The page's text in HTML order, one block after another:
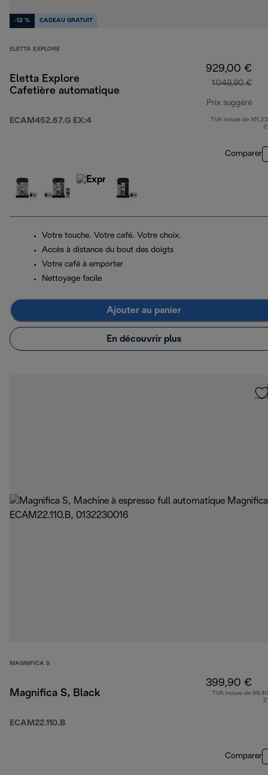
-12 % CADEAU GRATUIT
ELETTA EXPLORE
Eletta Explore
Cafetière automatique
ECAM452.67.G EX:4
929,00 €
1 049,90 €
Prix suggéré
TVA incluse de
Comparer
Votre touche. Votre café. Votre choix.
Accès à distance du bout des doigts
Votre café à emporter
Nettoyage facile
Ajouter au panier
En découvrir plus
MAGNIFICA S
Magnifica S, Black
ECAM22.110.B
399,90 €
TVA incluse de
Comparer